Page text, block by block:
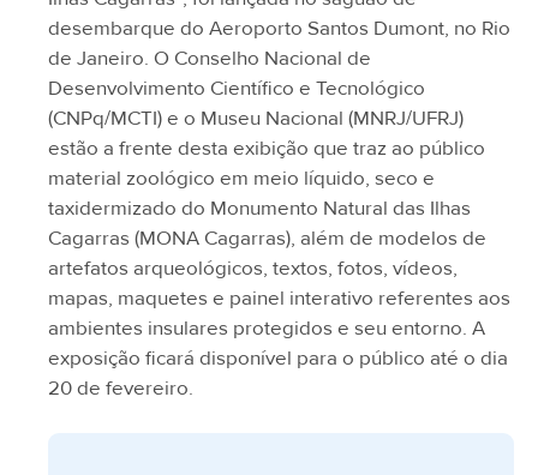
desembarque do Aeroporto Santos Dumont, no Rio
de Janeiro. O Conselho Nacional de
Desenvolvimento Científico e Tecnológico
(CNPq/MCTI) e o Museu Nacional (MNRJ/UFRJ)
estão a frente desta exibição que traz ao público
material zoológico em meio líquido, seco e
taxidermizado do Monumento Natural das Ilhas
Cagarras (MONA Cagarras), além de modelos de
artefatos arqueológicos, textos, fotos, vídeos,
mapas, maquetes e painel interativo referentes aos
ambientes insulares protegidos e seu entorno. A
exposição ficará disponível para o público até o dia
20 de fevereiro.